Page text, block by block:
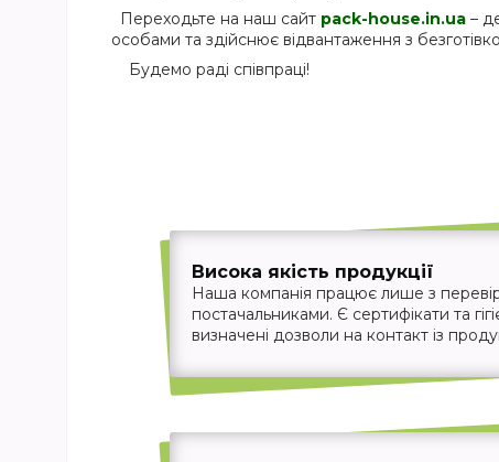
Переходьте на наш сайт pack-house.in.ua –
особами та здійснює відвантаження з
Будемо раді співпраці!
Висока якість продукції
Наша компанія працює лише з
постачальниками. Є сертифікати та
визначені дозволи на контакт із